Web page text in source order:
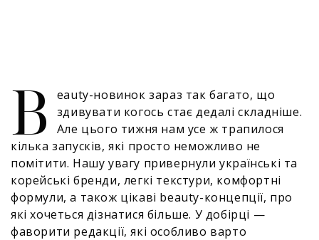
B
eauty-новинок зараз так багато, що
здивувати когось стає дедалі складніше.
Але цього тижня нам усе ж трапилося
кілька запусків, які просто неможливо не
помітити. Нашу увагу привернули українські та
корейські бренди, легкі текстури, комфортні
формули, а також цікаві beauty-концепції, про
які хочеться дізнатися більше. У добірці —
фаворити редакції, які особливо варто